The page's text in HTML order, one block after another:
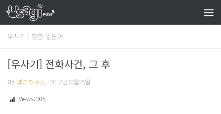
우사기 / 잠깐 일본어
[우사기] 전화사건, 그 후
BY ぽこちゃん ·2017년10월25일
Views: 905